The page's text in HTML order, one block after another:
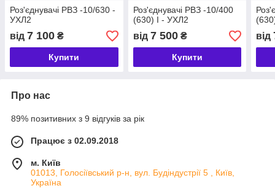
Роз'єднувачі РВЗ -10/630 -
УХЛ2
від 7 100 ₴
Купити
Роз'єднувачі РВЗ -10/400
(630) I - УХЛ2
від 7 500₴
Купити
від
Про нас
89% позитивних з 9 відгуків за рік
Працює з 02.09.2018
м. Київ
01013, Голосіївський р-н, вул. Будіндустрії 5 , Київ,
Україна